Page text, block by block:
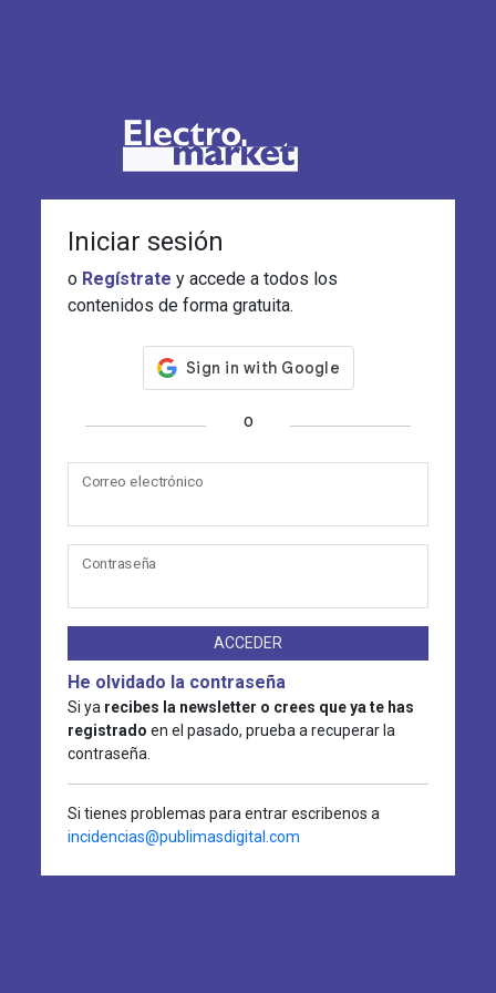
Iniciar sesión
o Regístrate y accede a todos los
contenidos de forma gratuita.
o
Correo electrónico
Contraseña
ACCEDER
He olvidado la contraseña
Si ya recibes la newsletter o crees que ya te has
registrado en el pasado, prueba a recuperar la
contraseña.
Si tienes problemas para entrar escribenos a
incidencias@publimasdigital.com